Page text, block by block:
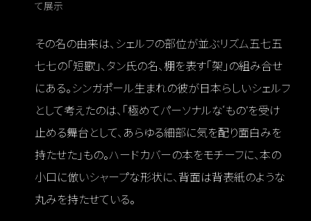
て展示
その名の由来は、シェルフの部位が並ぶリズム五七五
七七の「短歌」、タン氏の名、棚を表す「架」の組み合せ
にある。シンガポール生まれの彼が日本らしいシェルフ
として考えたのは、「極めてパーソナルな“もの”を受け
止める舞台として、あらゆる細部に気を配り面白みを
持たせた」もの。ハードカバーの本をモチーフに、本の
小口に倣いシャープな形状に、背面は背表紙のような
丸みを持たせている。